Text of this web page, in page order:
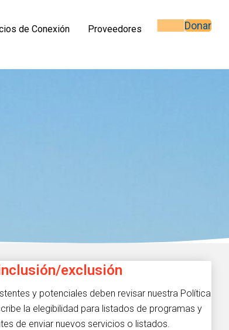
de Conexión Proveedores Donar
exclusión
y potenciales deben revisar nuestra Política
la elegibilidad para listados de programas y
de enviar nuevos servicios o listados.